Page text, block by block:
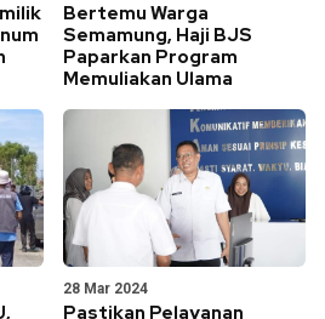
Bertemu Warga
Semamung, Haji BJS
Paparkan Program
Memuliakan Ulama
28 Mar 2024
Pastikan Pelayanan